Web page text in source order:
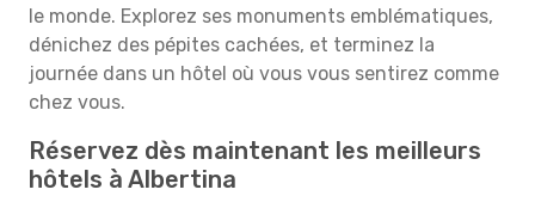
le monde. Explorez ses monuments emblématiques,
dénichez des pépites cachées, et terminez la
journée dans un hôtel où vous vous sentirez comme
chez vous.
Réservez dès maintenant les meilleurs
hôtels à Albertina